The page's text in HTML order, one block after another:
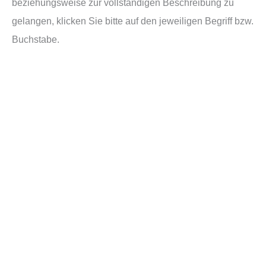
beziehungsweise zur vollständigen Beschreibung zu
gelangen, klicken Sie bitte auf den jeweiligen Begriff bzw.
Buchstabe.